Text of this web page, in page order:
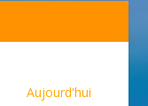
Aujourd'hui